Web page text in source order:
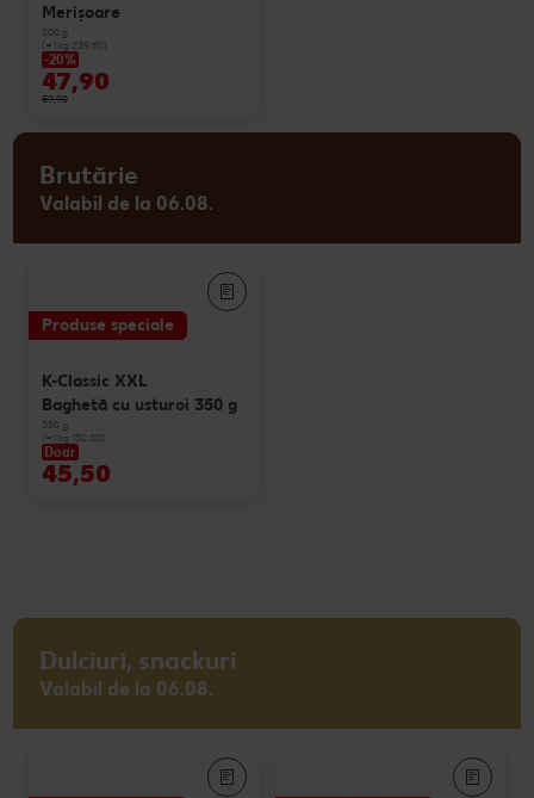
Merişoare
200 g
(=1 kg 239.50)
-20%
47,90
59,90
Brutărie
Valabil de la 06.08.
Produse speciale
K-Classic XXL
Baghetă cu usturoi 350 g
350 g
(=1 kg 130.00)
Doar
45,50
Dulciuri, snackuri
Valabil de la 06.08.